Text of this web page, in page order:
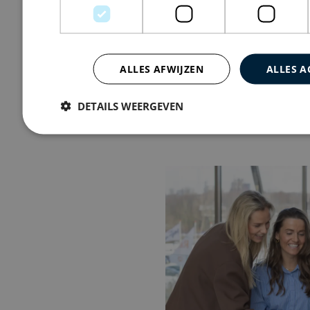
ALLES
ALLES AFWIJZEN
DETAILS WEERGEVEN